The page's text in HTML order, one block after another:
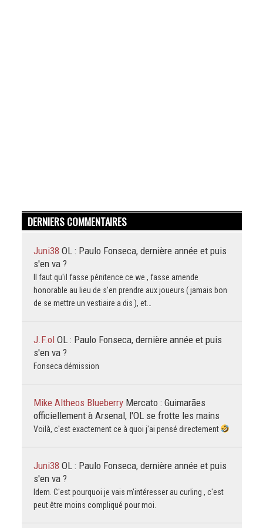
DERNIERS COMMENTAIRES
Juni38 OL : Paulo Fonseca, dernière année et puis
s'en va ?
Il faut qu'il fasse pénitence ce we , fasse amende
honorable au lieu de s'en prendre aux joueurs ( jamais bon
de se mettre un vestiaire a dis ), et…
J.F.ol OL : Paulo Fonseca, dernière année et puis
s'en va ?
Fonseca démission
Mike Altheos Blueberry Mercato : Guimarães
officiellement à Arsenal, l'OL se frotte les mains
Voilà, c'est exactement ce à quoi j'ai pensé directement
Juni38 OL : Paulo Fonseca, dernière année et puis
s'en va ?
Idem. C'est pourquoi je vais m'intéresser au curling , c'est
peut être moins compliqué pour moi.